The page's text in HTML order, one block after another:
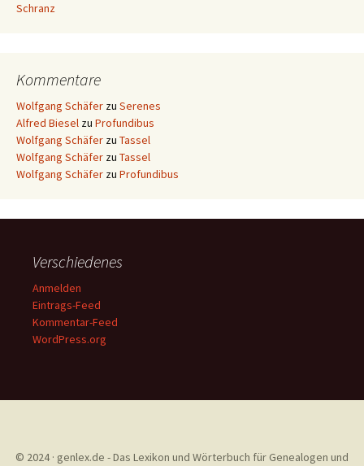
Schranz
Kommentare
Wolfgang Schäfer zu Serenes
Alfred Biesel zu Profundibus
Wolfgang Schäfer zu Tassel
Wolfgang Schäfer zu Tassel
Wolfgang Schäfer zu Profundibus
Verschiedenes
Anmelden
Eintrags-Feed
Kommentar-Feed
WordPress.org
© 2024 · genlex.de - Das Lexikon und Wörterbuch für Genealogen und